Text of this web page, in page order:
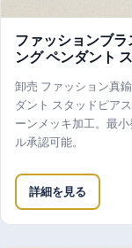
ファッションブ
ング ペンダント
卸売 ファッション真
ダント スタッドピア
ーンメッキ加工。最
ル承認可能。
詳細を見る